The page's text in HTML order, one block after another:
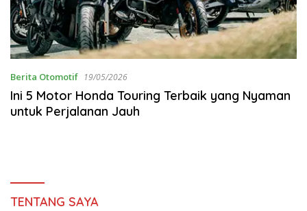
Berita Otomotif 19/05/2026
Ini 5 Motor Honda Touring Terbaik yang Nyaman
untuk Perjalanan Jauh
TENTANG SAYA